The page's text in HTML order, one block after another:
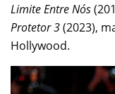
Limite Entre Nós
Protetor 3(2023),
Hollywood.